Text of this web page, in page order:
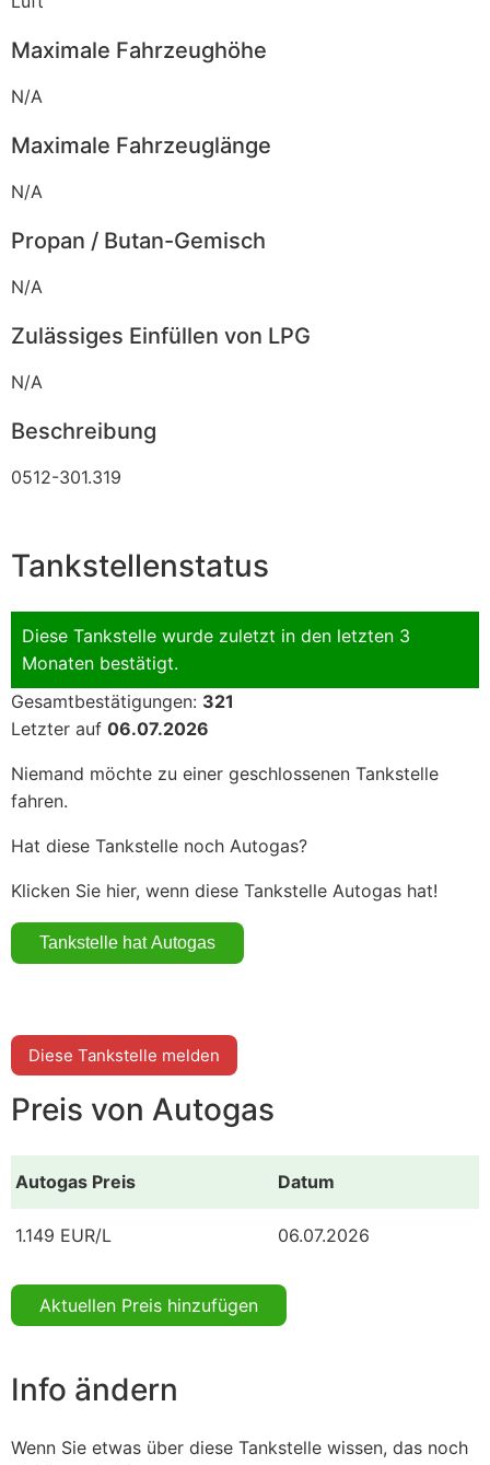
Maximale Fahrzeughöhe
N/A
Maximale Fahrzeuglänge
N/A
Propan / Butan-Gemisch
N/A
Zulässiges Einfüllen von LPG
N/A
Beschreibung
0512-301.319
Tankstellenstatus
Diese Tankstelle wurde zuletzt in den letzten 3
Monaten bestätigt.
Gesamtbestätigungen: 321
Letzter auf 06.07.2026
Niemand möchte zu einer geschlossenen Tankstelle
fahren.
Hat diese Tankstelle noch Autogas?
Klicken Sie hier, wenn diese Tankstelle Autogas hat!
Diese Tankstelle melden
Preis von Autogas
Autogas Preis Datum
1.149 EUR/L 06.07.2026
Aktuellen Preis hinzufügen
Info ändern
Wenn Sie etwas über diese Tankstelle wissen, das noch